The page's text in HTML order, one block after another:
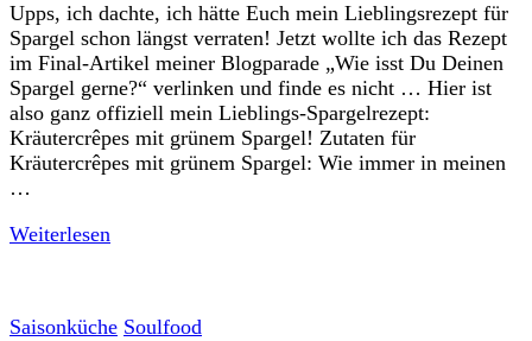
Upps, ich dachte, ich hätte Euch mein Lieblingsrezept für
Spargel schon längst verraten! Jetzt wollte ich das Rezept
im Final-Artikel meiner Blogparade „Wie isst Du Deinen
Spargel gerne?“ verlinken und finde es nicht … Hier ist
also ganz offiziell mein Lieblings-Spargelrezept:
Kräutercrêpes mit grünem Spargel! Zutaten für
Kräutercrêpes mit grünem Spargel: Wie immer in meinen
…
Weiterlesen
Saisonküche Soulfood